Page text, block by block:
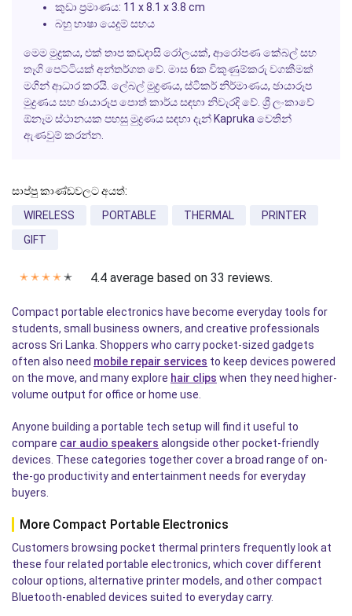
කුඩා ප්‍රමාණය: 11 x 8.1 x 3.8 cm
බහු භාෂා යෙදුම් සහය
මෙම මුද්‍රකය, එක් තාප කඩදාසි රෝලයක්, ආරෝපණ කේබල් සහ
තෑගි පෙට්ටියක් අන්තර්ගත වේ. මාස 6ක විකුණුම්කරු වගකීමක්
මගින් ආධාර කරයි. ලේබල් මුද්‍රණය, ස්ටිකර් නිර්මාණය, ඡායාරූප
මුද්‍රණය සහ ඡායාරූප පොත් කාර්ය සඳහා නිවැරදි වේ. ශ්‍රී ලංකාවේ
ඕනෑම ස්ථානයක පහසු මුද්‍රණය සඳහා දැන් Kapruka වෙතින්
ඇණවුම් කරන්න.
සාප්පු කාණ්ඩවලට අයත්:
WIRELESS
PORTABLE THERMAL
PRINTER
GIFT
✭ ✭ ✭ ✭ ✭ 4.4 average based on 33 reviews.
Compact portable electronics have become everyday tools for
students, small business owners, and creative professionals
across Sri Lanka. Shoppers who carry pocket-sized gadgets
often also need mobile repair services to keep devices powered
on the move, and many explore hair clips when they need higher-
volume output for office or home use.
Anyone building a portable tech setup will find it useful to
compare car audio speakers alongside other pocket-friendly
devices. These categories together cover a broad range of on-
the-go productivity and entertainment needs for everyday
buyers.
More Compact Portable Electronics
Customers browsing pocket thermal printers frequently look at
these four related portable electronics, which cover different
colour options, alternative printer models, and other compact
Bluetooth-enabled devices suited to everyday carry.